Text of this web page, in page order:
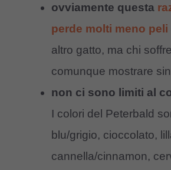
ovviamente questa
perde molti meno peli
altro gatto, ma chi
comunque mostrare
non ci sono limiti al
I colori del Peterbald
blu/grigio, cioccolato,
cannella/cinnamon,